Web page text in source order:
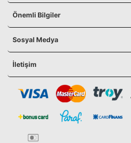
Önemli Bilgiler
Sosyal Medya
İletişim